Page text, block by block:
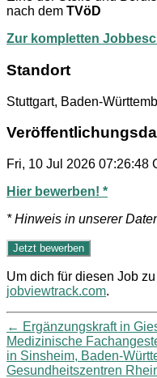
nach dem TVöD
Zur kompletten
Standort
Stuttgart, Baden-
Fri, 10 Jul 2026 07:26:48
Hier bewerben! *
* Hinweis in unserer
Um dich für diesen Job
jobviewtrack.com.
← Ergänzungskraft in
Medizinische
in Sinsheim, Baden-
Gesundheitszentren